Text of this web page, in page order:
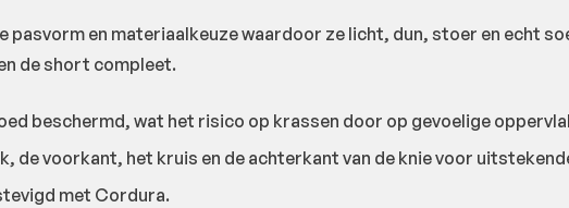
pasvorm en materiaalkeuze waardoor ze licht, dun, stoer en echt
de short compleet.
beschermd, wat het risico op krassen door op gevoelige
de voorkant, het kruis en de achterkant van de knie voor
met Cordura.